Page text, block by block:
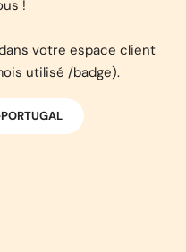
!
votre espace client
utilisé /badge).